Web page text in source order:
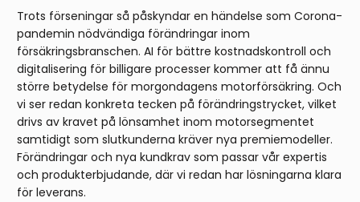
Trots förseningar så påskyndar en händelse som Corona-
pandemin nödvändiga förändringar inom
försäkringsbranschen. AI för bättre kostnadskontroll och
digitalisering för billigare processer kommer att få ännu
större betydelse för morgondagens motorförsäkring. Och
vi ser redan konkreta tecken på förändringstrycket, vilket
drivs av kravet på lönsamhet inom motorsegmentet
samtidigt som slutkunderna kräver nya premiemodeller.
Förändringar och nya kundkrav som passar vår expertis
och produkterbjudande, där vi redan har lösningarna klara
för leverans.